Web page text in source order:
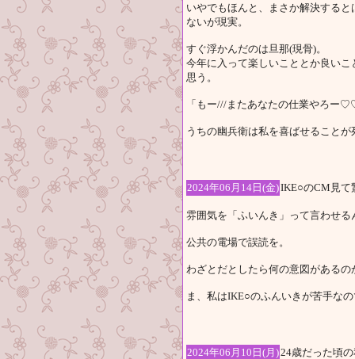
いやでもほんと、まさか解決する
ないが現実。
すぐ浮かんだのは旦那(現骨)。
今年に入って楽しいこととか良い
思う。
「もー///またあなたの仕業やろー
うちの幽兵衛は私を喜ばせることが
2024年06月14日(金)IKE○のCM見て
雰囲気を「ふいんき」って言わせる
公共の電場で誤読を。
わざとだとしたら何の意図がある
ま、私はIKE○のふんいきが苦手な
2024年06月10日(月)24歳だった頃